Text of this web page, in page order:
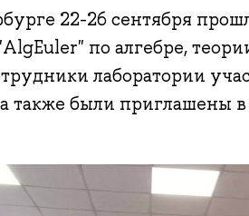
22-26 сентября
по алгебре,
лаборатории
также были приглашены в